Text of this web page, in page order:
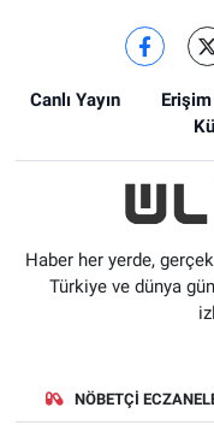
Canlı Yayın
Haber her yerde,
Türkiye ve dünya
NÖBETÇI